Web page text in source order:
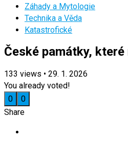
Záhady a Mytologie
Technika a Věda
Katastrofické
České památky,
133 views • 29. 1. 2026
You already voted!
0
0
Share